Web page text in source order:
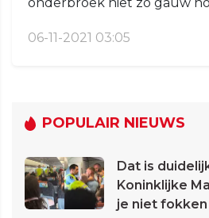
06-11-2021 03:05
POPULAIR NIEUWS
Dat is
Koninklijke
je niet fokken